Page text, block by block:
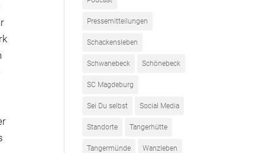
Pressemitteilungen
Schackensleben
Schwanebeck Schönebeck
SC Magdeburg
Sei Du selbst Social Media
Standorte Tangerhütte
Tangermünde Wanzleben